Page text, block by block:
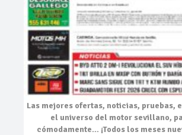
Las mejores ofertas, noticias, pruebas,
el universo del motor sevillano,
cómodamente… ¡Todos los meses